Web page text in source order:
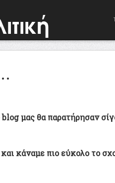
μας θα παρατήρησαν
κάναμε πιο εύκολο το